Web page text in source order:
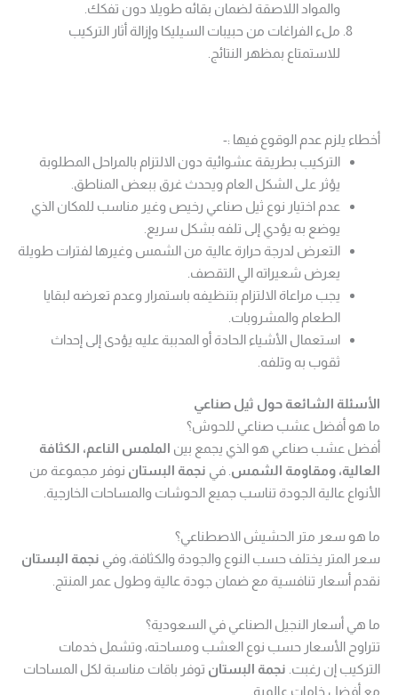
والمواد اللاصقة لضمان بقائه طويلا دون تفكك.
ملء الفراغات من حبيبات السيليكا وإزالة أثار التركيب
للاستمتاع بمظهر النتائج.
أخطاء يلزم عدم الوقوع فيها :-
التركيب بطريقة عشوائية دون الالتزام بالمراحل المطلوبة
يؤثر على الشكل العام ويحدث غرق ببعض المناطق.
عدم اختيار نوع ثيل صناعي رخيص وغير مناسب للمكان الذي
يوضع به يؤدي إلى تلفه بشكل سريع.
التعرض لدرجة حرارة عالية من الشمس وغيرها لفترات طويلة
يعرض شعيراته الي التقصف.
يجب مراعاة الالتزام بتنظيفه باستمرار وعدم تعرضه لبقايا
الطعام والمشروبات.
استعمال الأشياء الحادة أو المدببة عليه يؤدى إلى إحداث
ثقوب به وتلفه.
الأسئلة الشائعة حول ثيل صناعي
ما هو أفضل عشب صناعي للحوش؟
أفضل عشب صناعي هو الذي يجمع بين الملمس الناعم، الكثافة
العالية، ومقاومة الشمس . في نجمة البستان نوفر مجموعة من
الأنواع عالية الجودة تناسب جميع الحوشات والمساحات الخارجية.
ما هو سعر متر الحشيش الاصطناعي؟
سعر المتر يختلف حسب النوع والجودة والكثافة، وفي نجمة البستان
نقدم أسعار تنافسية مع ضمان جودة عالية وطول عمر المنتج.
ما هي أسعار النجيل الصناعي في السعودية؟
تتراوح الأسعار حسب نوع العشب ومساحته، وتشمل خدمات
التركيب إن رغبت. نجمة البستان توفر باقات مناسبة لكل المساحات
مع أفضل خامات عالمية.